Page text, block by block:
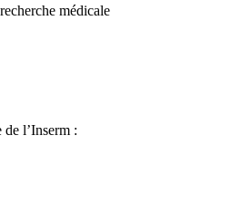
médicale
de l’Inserm :